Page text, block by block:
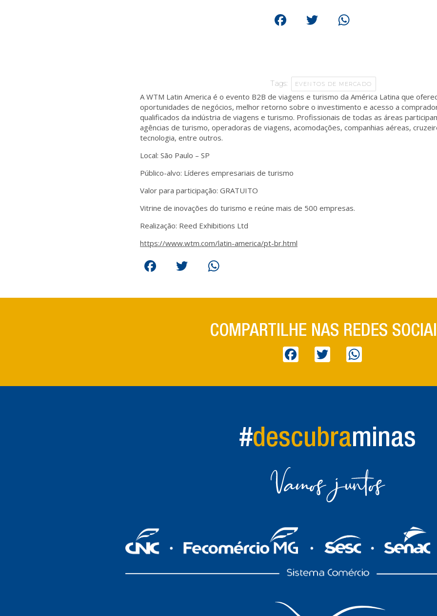
Tags: EVENTOS DE MERCADO
A WTM Latin America é o evento B2B de viagens e turismo da América Latina que
oportunidades de negócios, melhor retorno sobre o investimento e acesso a
qualificados da indústria de viagens e turismo. Profissionais de todas as áreas
agências de turismo, operadoras de viagens, acomodações, companhias aéreas,
tecnologia, entre outros.
Local: São Paulo – SP
Público-alvo: Líderes empresariais de turismo
Valor para participação: GRATUITO
Vitrine de inovações do turismo e reúne mais de 500 empresas.
Realização: Reed Exhibitions Ltd
https://www.wtm.com/latin-america/pt-br.html
COMPARTILHE NAS REDES
#descubraminas